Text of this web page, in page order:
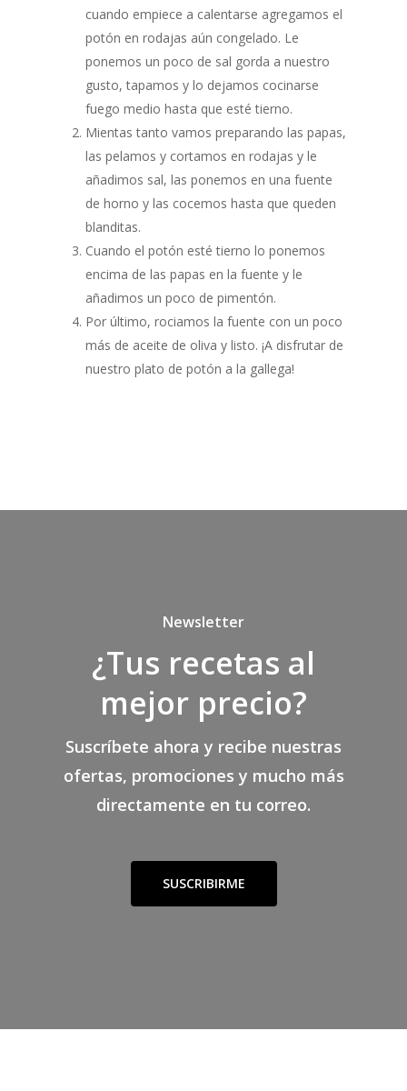
cuando empiece a calentarse agregamos el
potón en rodajas aún congelado. Le
ponemos un poco de sal gorda a nuestro
gusto, tapamos y lo dejamos cocinarse
fuego medio hasta que esté tierno.
Mientas tanto vamos preparando las papas,
las pelamos y cortamos en rodajas y le
añadimos sal, las ponemos en una fuente
de horno y las cocemos hasta que queden
blanditas.
Cuando el potón esté tierno lo ponemos
encima de las papas en la fuente y le
añadimos un poco de pimentón.
Por último, rociamos la fuente con un poco
más de aceite de oliva y listo. ¡A disfrutar de
nuestro plato de potón a la gallega!
Newsletter
¿Tus recetas al
mejor precio?
Suscríbete ahora y recibe nuestras
ofertas, promociones y mucho más
directamente en tu correo.
SUSCRIBIRME